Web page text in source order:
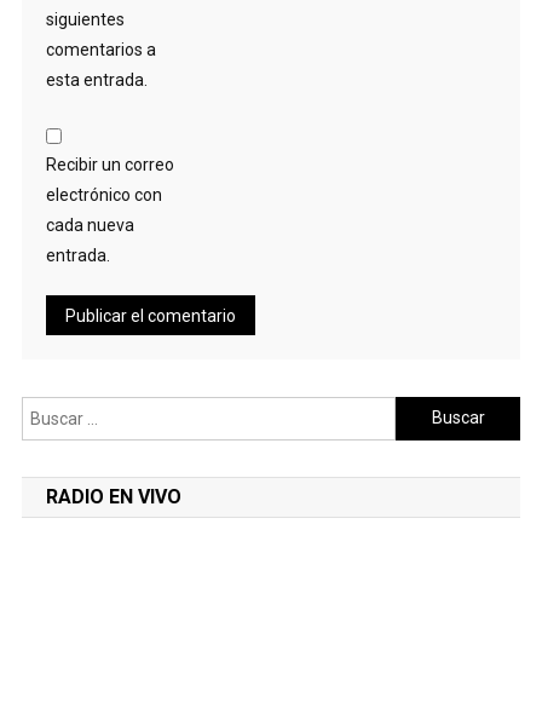
siguientes
comentarios a
esta entrada.
Recibir un correo
electrónico con
cada nueva
entrada.
Buscar:
RADIO EN VIVO